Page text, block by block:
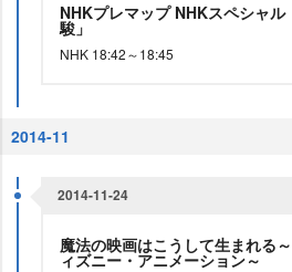
NHKプレマップ NHKスペシャ
駿」
NHK 18:42～18:45
2014-11
2014-11-24
魔法の映画はこうして生まれる
ィズニー・アニメーション～